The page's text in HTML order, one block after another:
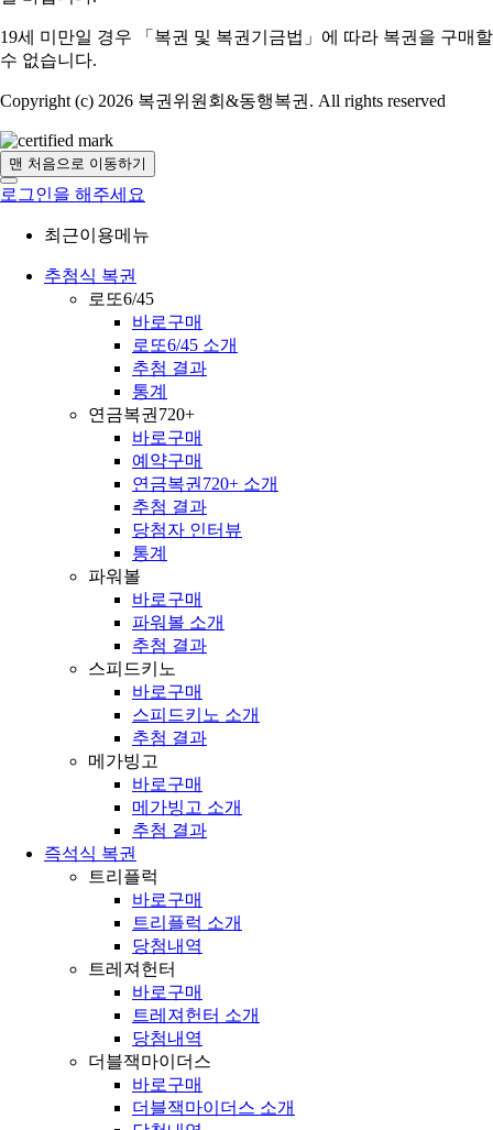
19세 미만일 경우 「복권 및 복권기금법」에 따라 복권을 구매할
수 없습니다.
Copyright (c) 2026 복권위원회&동행복권. All rights reserved
맨 처음으로 이동하기
로그인을 해주세요
최근이용메뉴
추첨식 복권
로또6/45
바로구매
로또6/45 소개
추첨 결과
통계
연금복권720+
바로구매
예약구매
연금복권720+ 소개
추첨 결과
당첨자 인터뷰
통계
파워볼
바로구매
파워볼 소개
추첨 결과
스피드키노
바로구매
스피드키노 소개
추첨 결과
메가빙고
바로구매
메가빙고 소개
추첨 결과
즉석식 복권
트리플럭
바로구매
트리플럭 소개
당첨내역
트레져헌터
바로구매
트레져헌터 소개
당첨내역
더블잭마이더스
바로구매
더블잭마이더스 소개